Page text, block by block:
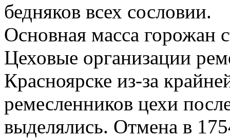
бедняков всех сословии.
Основная масса горожан
Цеховые организации
Красноярске из-за
ремесленников цехи
выделялись. Отмена в